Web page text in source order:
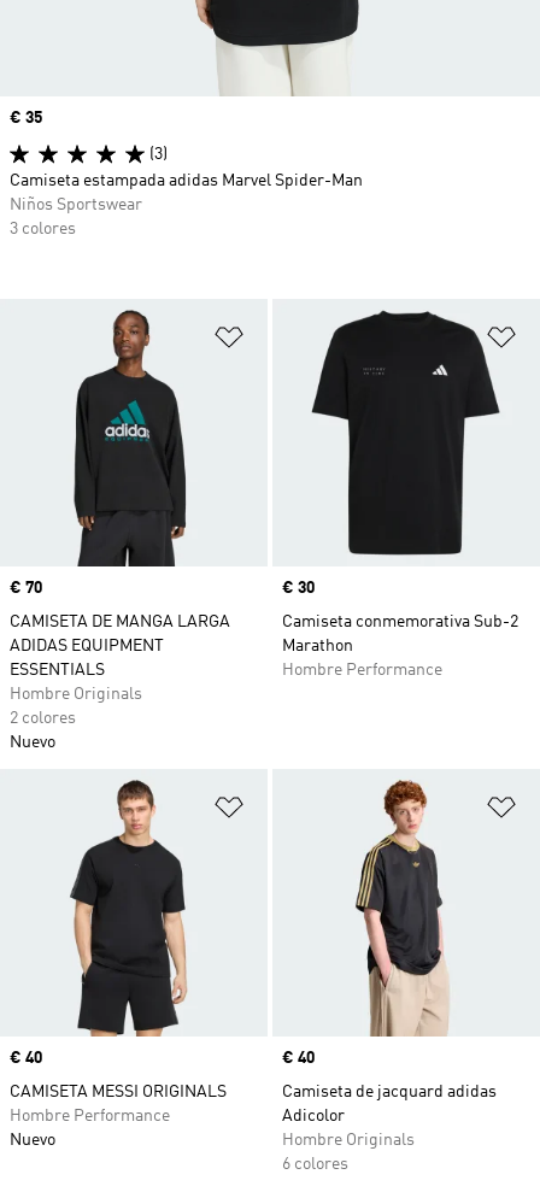
Añadir a la lista de deseos
Precio
€ 70
CAMISETA DE MANGA LARGA
ADIDAS EQUIPMENT
ESSENTIALS
Hombre Originals
2 colores
Nuevo
Precio
€ 30
Camiseta conmemorativa Sub-2
Marathon
Hombre Performance
Añadir a la lista de deseos
Precio
€ 40
CAMISETA MESSI ORIGINALS
Hombre Performance
Nuevo
Precio
€ 40
Camiseta de jacquard adidas
Adicolor
Hombre Originals
6 colores
Precio
€ 35
(3)
Camiseta estampada adidas Marvel Spider-Man
Niños Sportswear
3 colores